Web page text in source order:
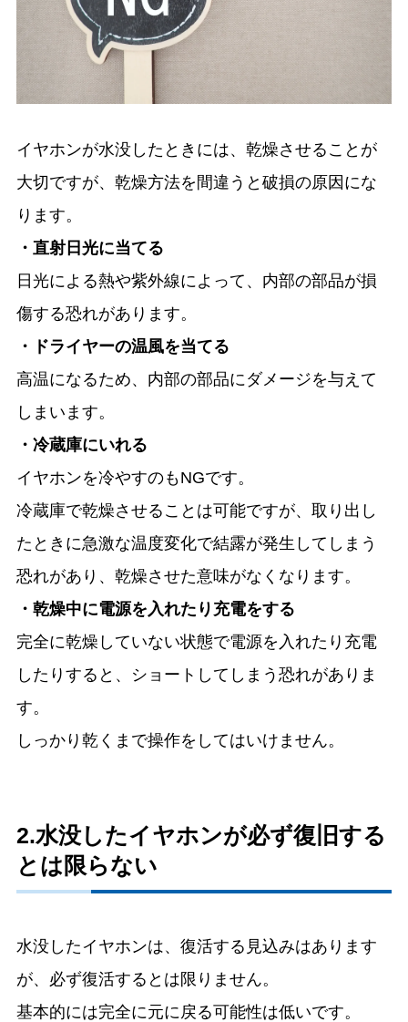
イヤホンが水没したときには、乾燥させることが
大切ですが、乾燥方法を間違うと破損の原因にな
ります。
・直射日光に当てる
日光による熱や紫外線によって、内部の部品が損
傷する恐れがあります。
・ドライヤーの温風を当てる
高温になるため、内部の部品にダメージを与えて
しまいます。
・冷蔵庫にいれる
イヤホンを冷やすのもNGです。
冷蔵庫で乾燥させることは可能ですが、取り出し
たときに急激な温度変化で結露が発生してしまう
恐れがあり、乾燥させた意味がなくなります。
・乾燥中に電源を入れたり充電をする
完全に乾燥していない状態で電源を入れたり充電
したりすると、ショートしてしまう恐れがありま
す。
しっかり乾くまで操作をしてはいけません。
2.水没したイヤホンが必ず復旧する
とは限らない
水没したイヤホンは、復活する見込みはあります
が、必ず復活するとは限りません。
基本的には完全に元に戻る可能性は低いです。